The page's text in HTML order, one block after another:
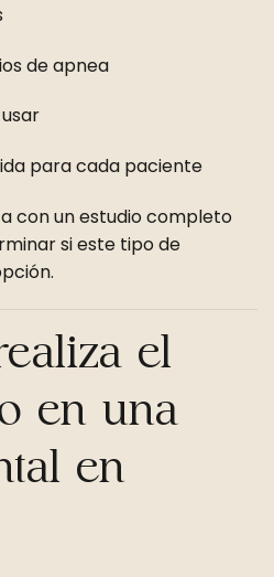
de apnea
para cada paciente
con un estudio completo
si este tipo de
el
en una
en